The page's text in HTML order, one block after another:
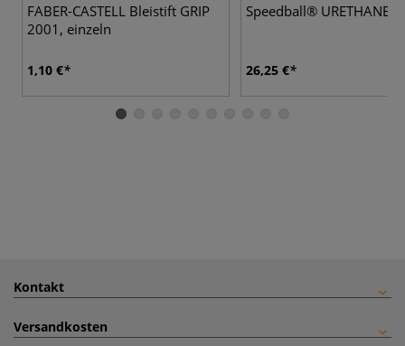
FABER-CASTELL Bleistift GRIP
2001, einzeln
1,10 €
Speedball® URETHANE
26,25 €
Kontakt
Versandkosten